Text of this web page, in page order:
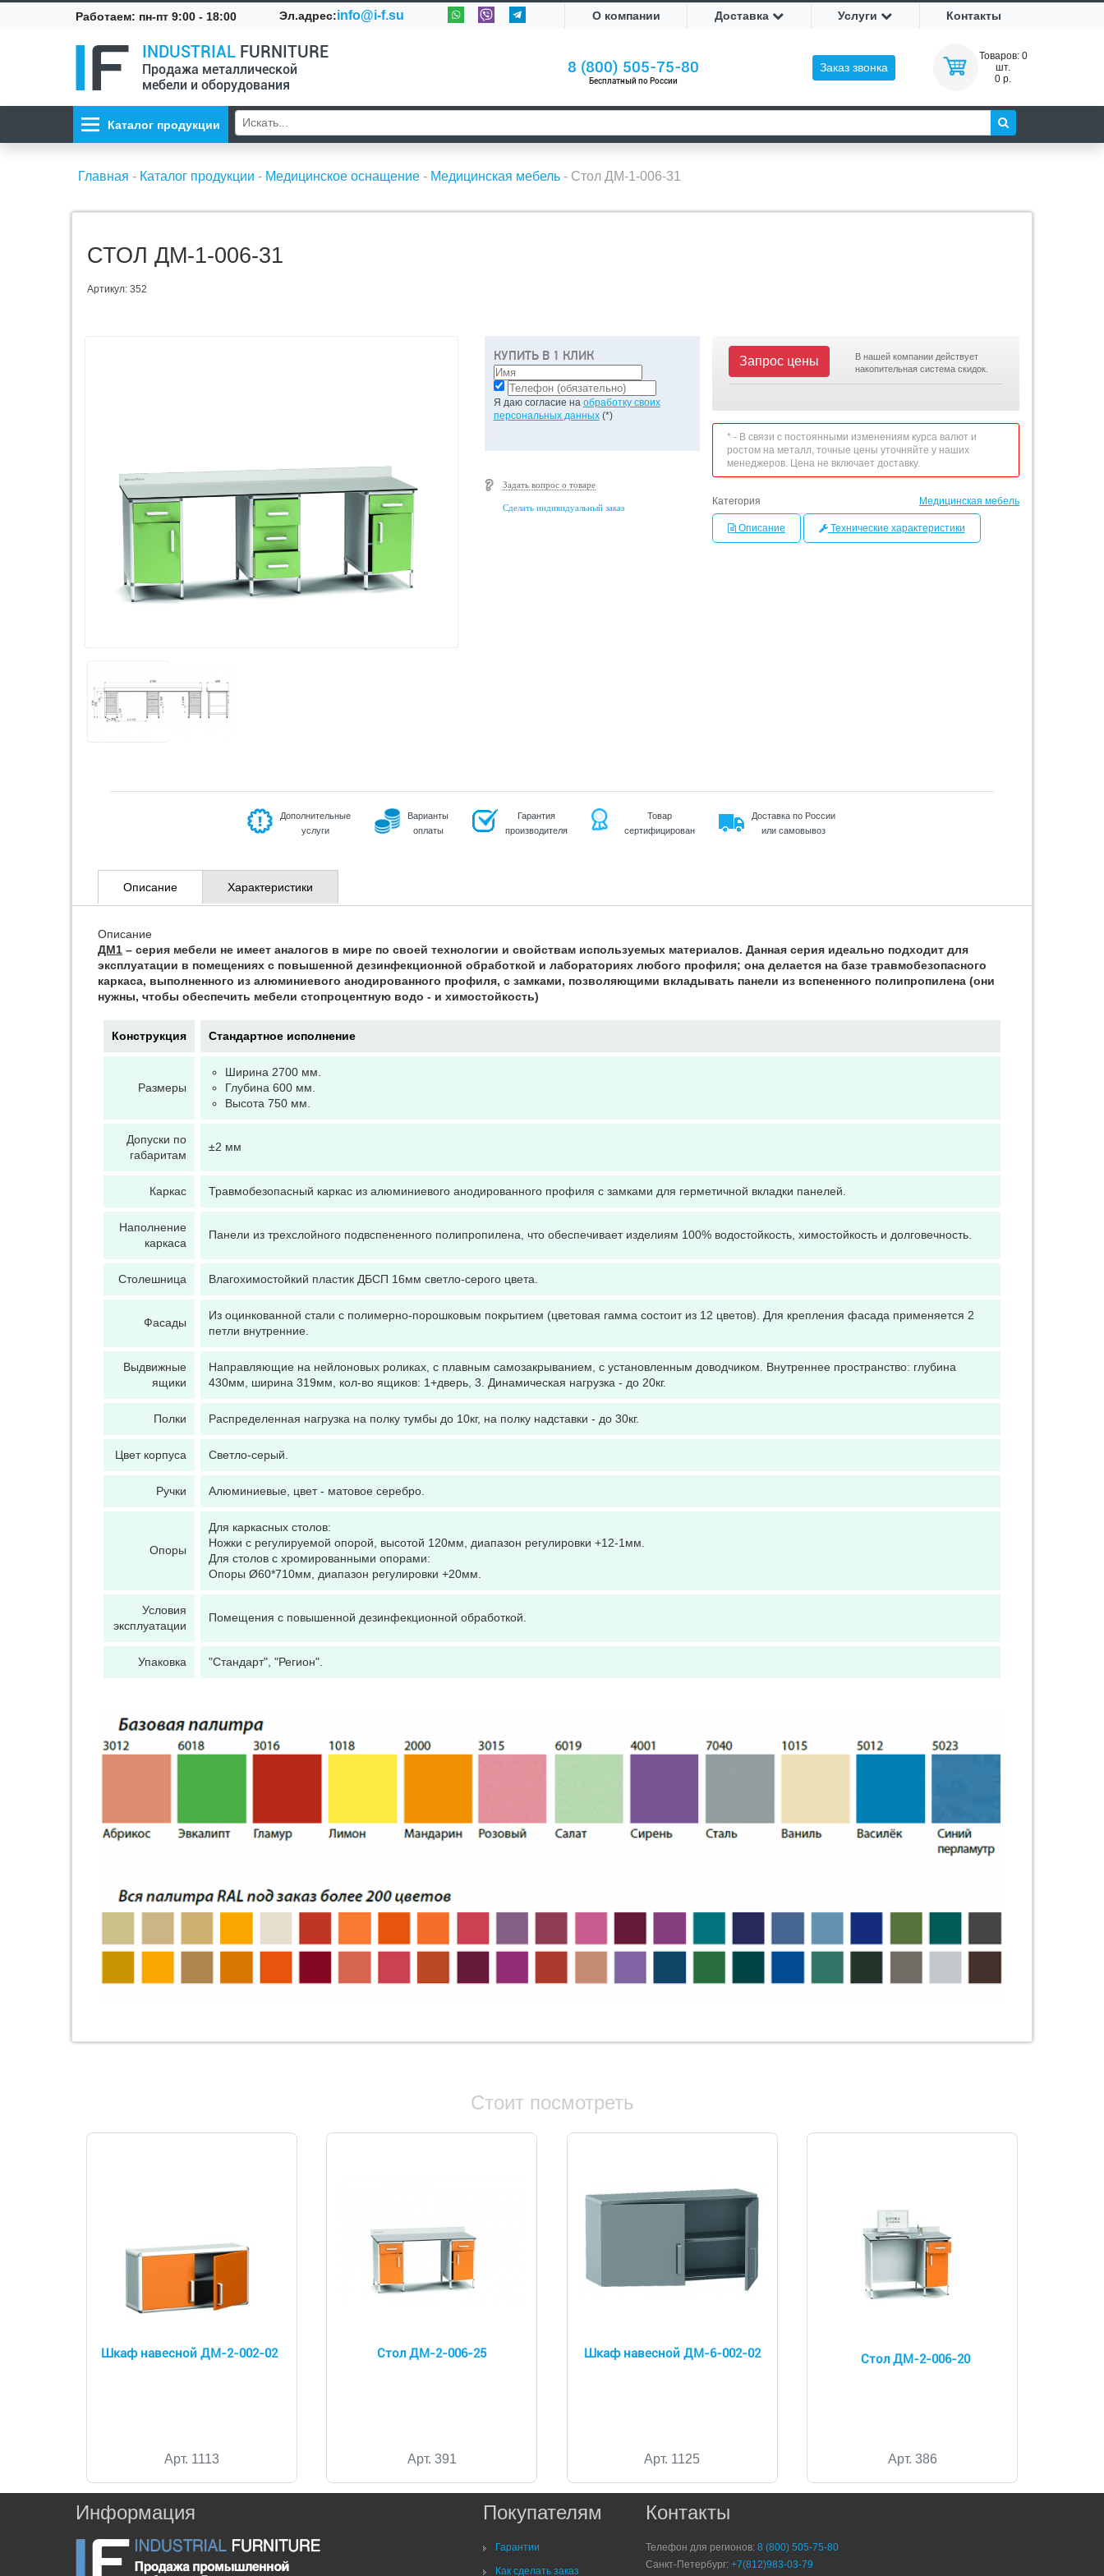
Работаем: пн-пт 9:00 - 18:00 Эл.адрес:info@i-f.su О компании Доставка Услуги Контакты
INDUSTRIAL FURNITURE
Продажа металлической
мебели и оборудования
8 (800) 505-75-80
Бесплатный по России
Заказ звонка
Товаров: 0
шт.
0 р.
Каталог продукции
Главная - Каталог продукции - Медицинское оснащение - Медицинская мебель - Стол ДМ-1-006-31
СТОЛ ДМ-1-006-31
Артикул: 352
КУПИТЬ В 1 КЛИК
Я даю согласие на обработку своих
персональных данных(*)
Задать вопрос о товаре
Сделать индивидуальный заказ
Запрос цены
В нашей компании действует
накопительная система скидок.
* - В связи с постоянными изменениям курса валют и
ростом на металл, точные цены уточняйте у наших
менеджеров. Цена не включает доставку.
Категория Медицинская мебель
Описание Технические характеристики
Дополнительные
услуги
Варианты
оплаты
Гарантия
производителя
Товар
сертифицирован
Доставка по России
или самовывоз
Описание Характеристики
Описание
ДМ1 – серия мебели не имеет аналогов в мире по своей технологии и свойствам используемых материалов. Данная серия идеально подходит для
эксплуатации в помещениях с повышенной дезинфекционной обработкой и лабораториях любого профиля; она делается на базе травмобезопасного
каркаса, выполненного из алюминиевого анодированного профиля, с замками, позволяющими вкладывать панели из вспененного полипропилена (они
нужны, чтобы обеспечить мебели стопроцентную водо - и химостойкость)
Конструкция Стандартное исполнение
Размеры
Ширина 2700 мм.
Глубина 600 мм.
Высота 750 мм.
Допуски по
габаритам
±2 мм
Каркас Травмобезопасный каркас из алюминиевого анодированного профиля с замками для герметичной вкладки панелей.
Наполнение
каркаса
Панели из трехслойного подвспененного полипропилена, что обеспечивает изделиям 100% водостойкость, химостойкость и долговечность.
Столешница Влагохимостойкий пластик ДБСП 16мм светло-серого цвета.
Фасады
Из оцинкованной стали с полимерно-порошковым покрытием (цветовая гамма состоит из 12 цветов). Для крепления фасада применяется 2
петли внутренние.
Выдвижные
ящики
Направляющие на нейлоновых роликах, с плавным самозакрыванием, с установленным доводчиком. Внутреннее пространство: глубина
430мм, ширина 319мм, кол-во ящиков: 1+дверь, 3. Динамическая нагрузка - до 20кг.
Полки Распределенная нагрузка на полку тумбы до 10кг, на полку надставки - до 30кг.
Цвет корпуса Светло-серый.
Ручки Алюминиевые, цвет - матовое серебро.
Опоры
Для каркасных столов:
Ножки с регулируемой опорой, высотой 120мм, диапазон регулировки +12-1мм.
Для столов с хромированными опорами:
Опоры Ø60*710мм, диапазон регулировки +20мм.
Условия
эксплуатации
Помещения с повышенной дезинфекционной обработкой.
Упаковка "Стандарт", "Регион".
Стоит посмотреть
Шкаф навесной ДМ-2-002-02
Арт. 1113
Стол ДМ-2-006-25
Арт. 391
Шкаф навесной ДМ-6-002-02
Арт. 1125
Стол ДМ-2-006-20
Арт. 386
Информация Покупателям
Гарантии
Как сделать заказ
Контакты
Телефон для регионов:8 (800) 505-75-80
Санкт-Петербург:+7(812)983-03-79